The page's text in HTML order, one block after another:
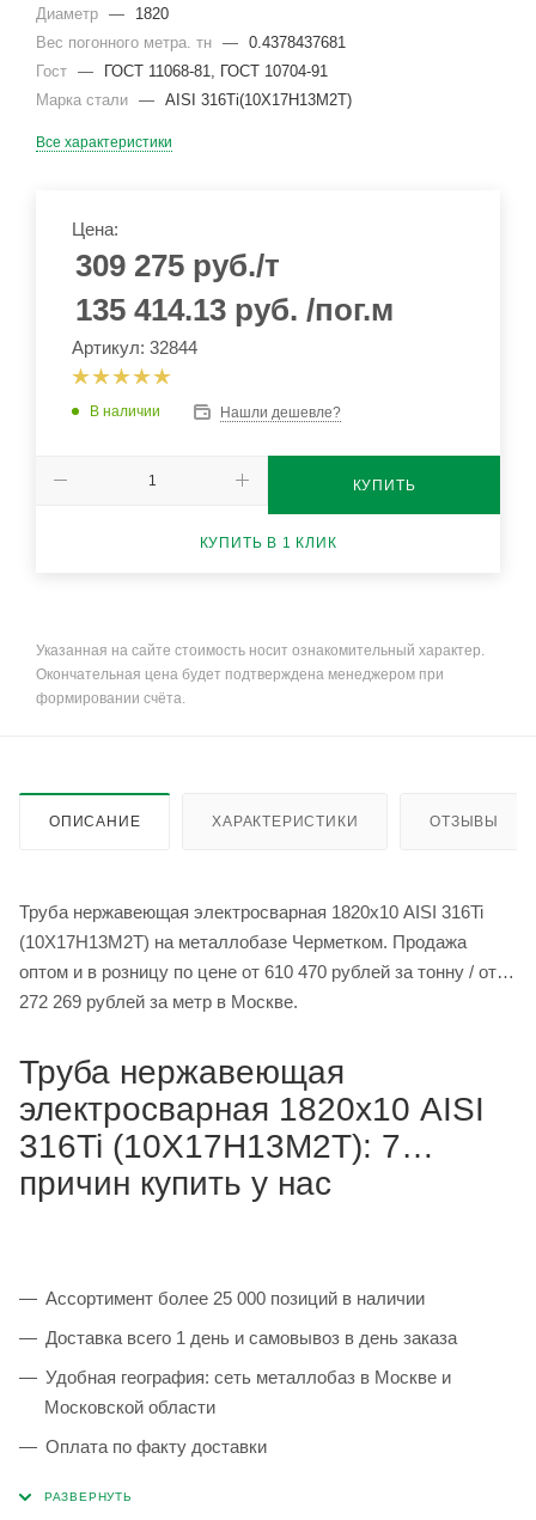
Диаметр —
1820
Вес погонного метра. тн — 0.4378437681
Гост —
ГОСТ 11068-81, ГОСТ 10704-91
Марка стали — AISI 316Ti(10Х17Н13М2Т)
Все характеристики
Цена:
309 275 руб./т
135 414.13 руб. /пог.м
Артикул: 32844
В наличии Нашли дешевле?
КУПИТЬ
КУПИТЬ В 1 КЛИК
Указанная на сайте стоимость носит ознакомительный характер.
Окончательная цена будет подтверждена менеджером при
формировании счёта.
ОПИСАНИЕ ХАРАКТЕРИСТИКИ ОТЗЫВЫ
Труба нержавеющая электросварная 1820х10 AISI 316Ti
(10Х17Н13М2Т) на металлобазе Черметком. Продажа
оптом и в розницу по цене от 610 470 рублей за тонну / от
272 269 рублей за метр в Москве.
Труба нержавеющая
электросварная 1820х10 AISI
316Ti (10Х17Н13М2Т): 7
причин купить у нас
Ассортимент более 25 000 позиций в наличии
Доставка всего 1 день и самовывоз в день заказа
Удобная география: сеть металлобаз в Москве и
Московской области
Оплата по факту доставки